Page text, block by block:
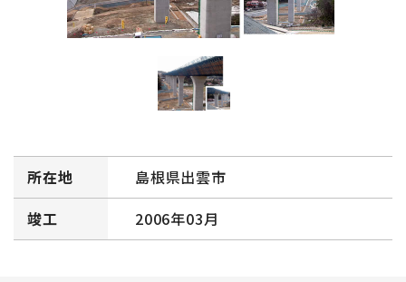
所在地
島根県出雲市
竣工
2006年03月